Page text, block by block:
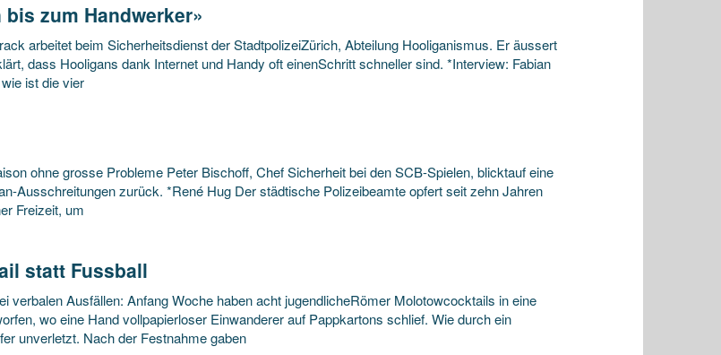
zum Handwerker»
arbeitet beim Sicherheitsdienst der StadtpolizeiZürich, Abteilung Hooliganismus. Er äussert
dass Hooligans dank Internet und Handy oft einenSchritt schneller sind. *Interview: Fabian
ist die vier
ohne grosse Probleme Peter Bischoff, Chef Sicherheit bei den SCB-Spielen, blicktauf eine
Ausschreitungen zurück. *René Hug Der städtische Polizeibeamte opfert seit zehn Jahren
Freizeit, um
statt Fussball
verbalen Ausfällen: Anfang Woche haben acht jugendlicheRömer Molotowcocktails in eine
wo eine Hand vollpapierloser Einwanderer auf Pappkartons schlief. Wie durch ein
unverletzt. Nach der Festnahme gaben